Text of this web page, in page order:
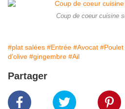
Coup de coeur cuisine
#plat salées #Entrée #Avocat #Poulet
d'olive #gingembre #Ail
Partager